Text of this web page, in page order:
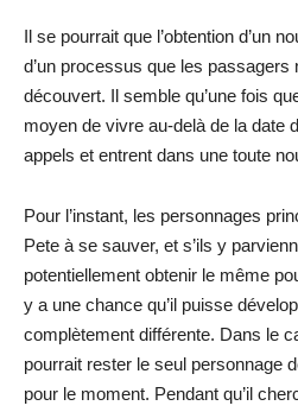
Il se pourrait que l’obtention d’un
d’un processus que les passagers
découvert. Il semble qu’une fois
moyen de vivre au-delà de la date
appels et entrent dans une toute
Pour l’instant, les personnages
Pete à se sauver, et s’ils y
potentiellement obtenir le même
y a une chance qu’il puisse
complètement différente. Dans le
pourrait rester le seul personnage
pour le moment. Pendant qu’il